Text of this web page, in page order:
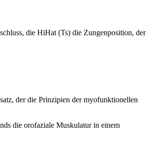
die HiHat (Ts) die Zungenposition, der
der die Prinzipien der myofunktionellen
die orofaziale Muskulatur in einem